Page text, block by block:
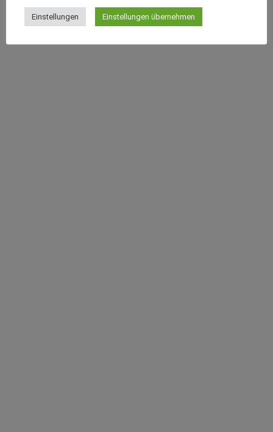
Einstellungen Einstellungen übernehmen